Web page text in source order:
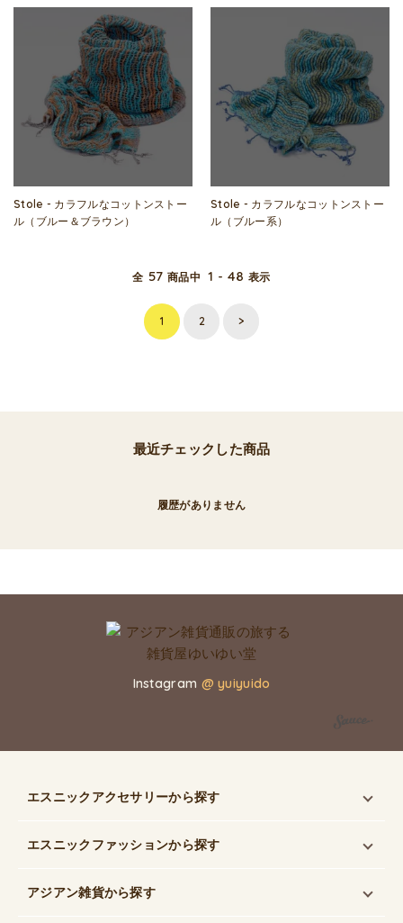
Stole - カラフルなコットンストー
ル（ブルー＆ブラウン）
Stole - カラフルなコットンストー
ル（ブルー系）
全 57 商品中 1 - 48 表示
1 2 >
最近チェックした商品
履歴がありません
Instagram @ yuiyuido
エスニックアクセサリーから探す
エスニックファッションから探す
アジアン雑貨から探す